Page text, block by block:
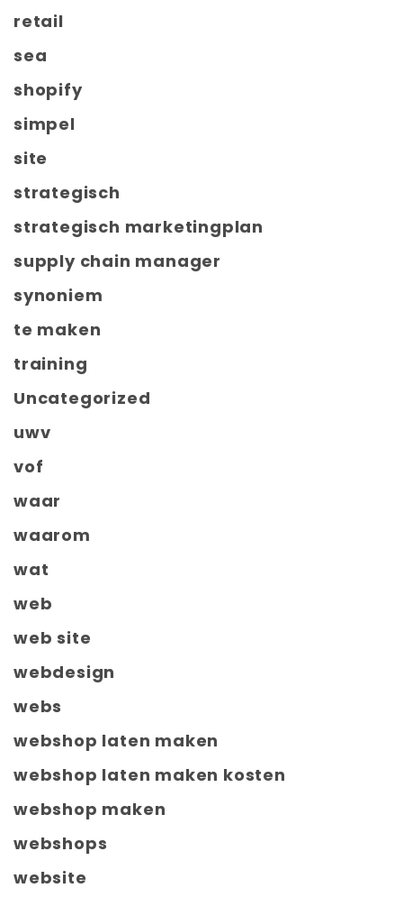
retail
sea
shopify
simpel
site
strategisch
strategisch marketingplan
supply chain manager
synoniem
te maken
training
Uncategorized
uwv
vof
waar
waarom
wat
web
web site
webdesign
webs
webshop laten maken
webshop laten maken kosten
webshop maken
webshops
website